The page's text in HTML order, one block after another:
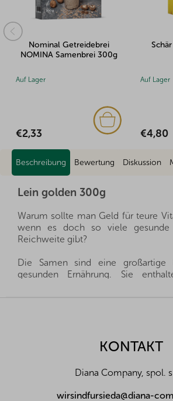
Nominal Getreidebrei
NOMINA Samenbrei 300g
Auf Lager
€2,33
Auf Lager
€4,80
Beschreibung Bewertung Diskussion
Lein golden 300g
Warum sollte man Geld für teure
wenn es doch so viele gesunde
Reichweite gibt?
Die Samen sind eine großartige
gesunden Ernährung. Sie
Fettsäuren und sind außerdem
Herkunftsländern, und dank der
und des fairen Umgangs mit
wir oft in der Lage, exklusive
KONTAKT
Diana Company, spol.
wirsindfursieda@diana-